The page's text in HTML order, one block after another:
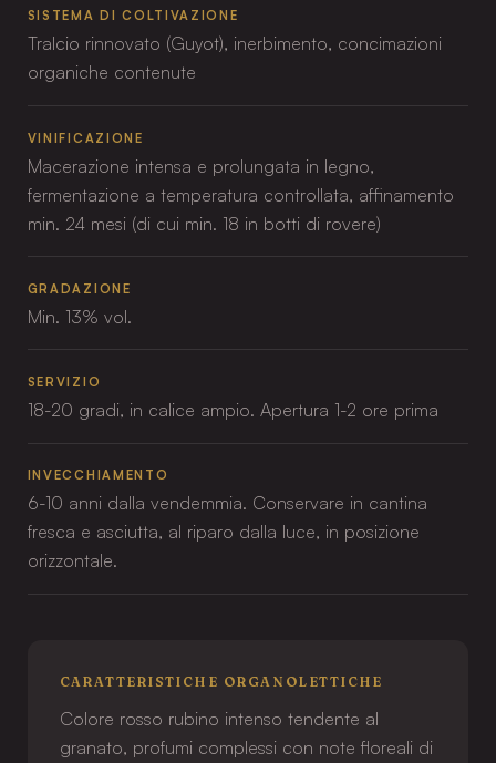
SISTEMA DI COLTIVAZIONE
Tralcio rinnovato (Guyot), inerbimento, concimazioni
organiche contenute
VINIFICAZIONE
Macerazione intensa e prolungata in legno,
fermentazione a temperatura controllata, affinamento
min. 24 mesi (di cui min. 18 in botti di rovere)
GRADAZIONE
Min. 13% vol.
SERVIZIO
18-20 gradi, in calice ampio. Apertura 1-2 ore prima
INVECCHIAMENTO
6-10 anni dalla vendemmia. Conservare in cantina
fresca e asciutta, al riparo dalla luce, in posizione
orizzontale.
CARATTERISTICHE ORGANOLETTICHE
Colore rosso rubino intenso tendente al
granato, profumi complessi con note floreali di